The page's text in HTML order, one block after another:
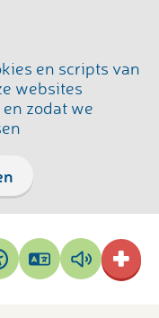
en scripts van
websites
zodat we
Pagina
vertalen
Pagina
voorlezen